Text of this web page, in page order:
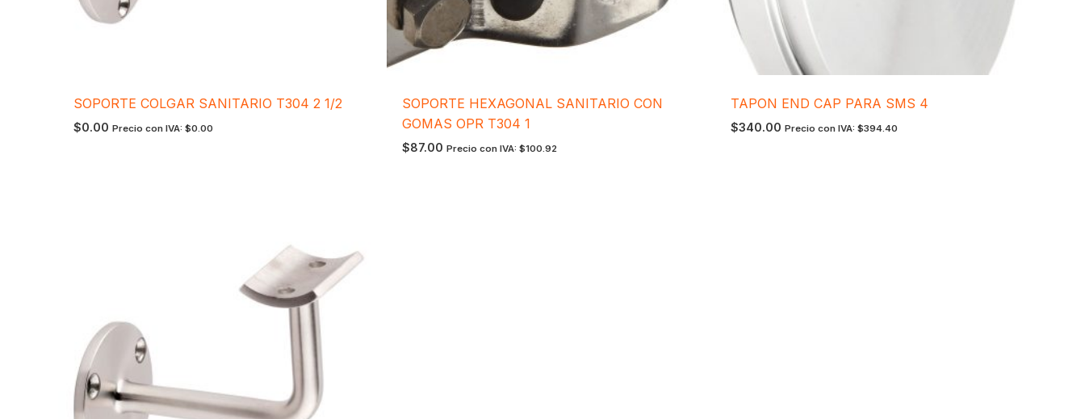
SOPORTE COLGAR SANITARIO T304 2 1/2
$0.00 Precio con IVA:$0.00
SOPORTE HEXAGONAL SANITARIO CON
GOMAS OPR T304 1
$87.00 Precio con IVA: $100.92
TAPON END CAP PARA SMS 4
$340.00 Precio con IVA: $394.40